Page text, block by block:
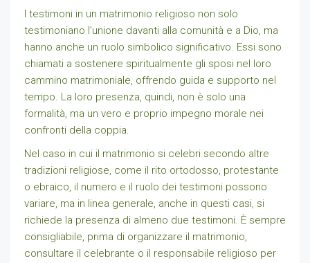
I testimoni in un matrimonio religioso non solo
testimoniano l’unione davanti alla comunità e a Dio, ma
hanno anche un ruolo simbolico significativo. Essi sono
chiamati a sostenere spiritualmente gli sposi nel loro
cammino matrimoniale, offrendo guida e supporto nel
tempo. La loro presenza, quindi, non è solo una
formalità, ma un vero e proprio impegno morale nei
confronti della coppia.
Nel caso in cui il matrimonio si celebri secondo altre
tradizioni religiose, come il rito ortodosso, protestante
o ebraico, il numero e il ruolo dei testimoni possono
variare, ma in linea generale, anche in questi casi, si
richiede la presenza di almeno due testimoni. È sempre
consigliabile, prima di organizzare il matrimonio,
consultare il celebrante o il responsabile religioso per